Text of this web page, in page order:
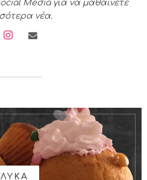
Media για να μαθαίνετε
νέα.
instagramenvelope